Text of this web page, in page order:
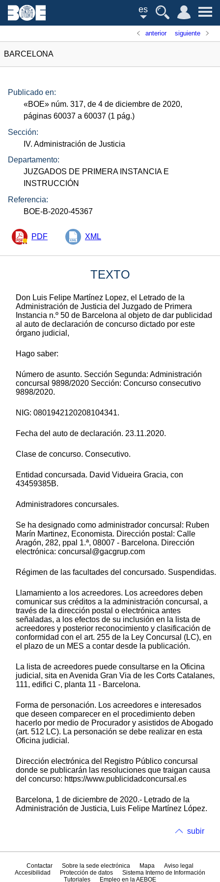
es
anterior siguiente
BARCELONA
Publicado en:
«BOE» núm. 317, de 4 de diciembre de 2020,
páginas 60037 a 60037 (1 pág.)
Sección:
IV. Administración de Justicia
Departamento:
JUZGADOS DE PRIMERA INSTANCIA E
INSTRUCCIÓN
Referencia:
BOE-B-2020-45367
PDF XML
TEXTO
Don Luis Felipe Martínez Lopez, el Letrado de la
Administración de Justicia del Juzgado de Primera
Instancia n.º 50 de Barcelona al objeto de dar publicidad
al auto de declaración de concurso dictado por este
órgano judicial,
Hago saber:
Número de asunto. Sección Segunda: Administración
concursal 9898/2020 Sección: Concurso consecutivo
9898/2020.
NIG: 0801942120208104341.
Fecha del auto de declaración. 23.11.2020.
Clase de concurso. Consecutivo.
Entidad concursada. David Vidueira Gracia, con
43459385B.
Administradores concursales.
Se ha designado como administrador concursal: Ruben
Marín Martinez, Economista. Dirección postal: Calle
Aragón, 282, ppal 1.ª, 08007 - Barcelona. Dirección
electrónica: concursal@gacgrup.com
Régimen de las facultades del concursado. Suspendidas.
Llamamiento a los acreedores. Los acreedores deben
comunicar sus créditos a la administración concursal, a
través de la dirección postal o electrónica antes
señaladas, a los efectos de su inclusión en la lista de
acreedores y posterior reconocimiento y clasificación de
conformidad con el art. 255 de la Ley Concursal (LC), en
el plazo de un MES a contar desde la publicación.
La lista de acreedores puede consultarse en la Oficina
judicial, sita en Avenida Gran Via de les Corts Catalanes,
111, edifici C, planta 11 - Barcelona.
Forma de personación. Los acreedores e interesados
que deseen comparecer en el procedimiento deben
hacerlo por medio de Procurador y asistidos de Abogado
(art. 512 LC). La personación se debe realizar en esta
Oficina judicial.
Dirección electrónica del Registro Público concursal
donde se publicarán las resoluciones que traigan causa
del concurso: https://www.publicidadconcursal.es
Barcelona, 1 de diciembre de 2020.- Letrado de la
Administración de Justicia, Luis Felipe Martínez López.
subir
Contactar Sobre la sede electrónica Mapa
Aviso legal
Accesibilidad
Protección de datos
Sistema Interno de Información
Tutoriales
Empleo en la AEBOE